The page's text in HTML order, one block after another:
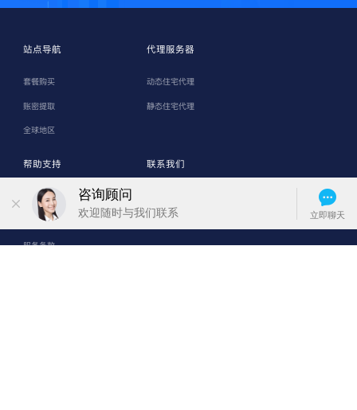
站点导航
套餐购买
账密提取
全球地区
代理服务器
动态住宅代理
静态住宅代理
帮助支持
帮助中心
关于我们
服务条款
联系我们
上海市崇明区堡镇堡镇南路58号